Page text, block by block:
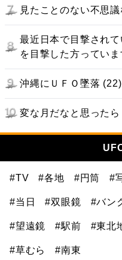
見たことのない不思
最近日本で目撃され
を目撃した方ってい
沖縄にＵＦＯ墜落 (22)
変な月だなと思ったら
#TV #各地 #円筒 #
#当日 #双眼鏡 #バン
#望遠鏡 #駅前 #東北
#草むら #南東